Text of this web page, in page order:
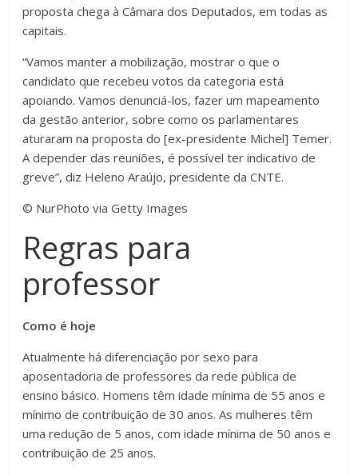
proposta chega à Câmara dos Deputados, em todas as
capitais.
“Vamos manter a mobilização, mostrar o que o
candidato que recebeu votos da categoria está
apoiando. Vamos denunciá-los, fazer um mapeamento
da gestão anterior, sobre como os parlamentares
aturaram na proposta do [ex-presidente Michel] Temer.
A depender das reuniões, é possível ter indicativo de
greve”, diz Heleno Araújo, presidente da CNTE.
© NurPhoto via Getty Images
Regras para
professor
Como é hoje
Atualmente há diferenciação por sexo para
aposentadoria de professores da rede pública de
ensino básico. Homens têm idade mínima de 55 anos e
mínimo de contribuição de 30 anos. As mulheres têm
uma redução de 5 anos, com idade mínima de 50 anos e
contribuição de 25 anos.